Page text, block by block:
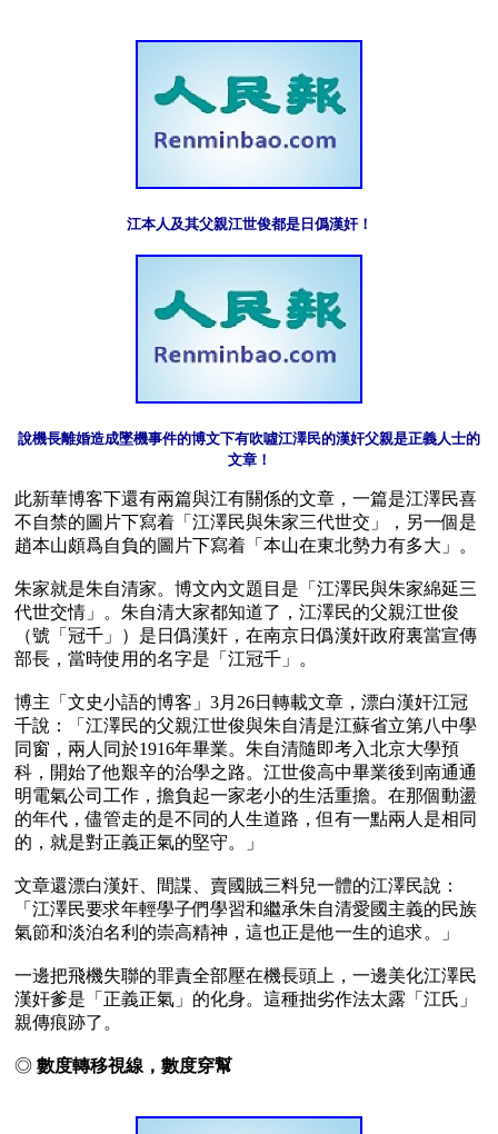
江本人及其父親江世俊都是日僞漢奸！
說機長離婚造成墜機事件的博文下有吹噓江澤民的漢奸父親是正義人士的
文章！
此新華博客下還有兩篇與江有關係的文章，一篇是江澤民喜
不自禁的圖片下寫着「江澤民與朱家三代世交」，另一個是
趙本山頗爲自負的圖片下寫着「本山在東北勢力有多大」。
朱家就是朱自清家。博文內文題目是「江澤民與朱家綿延三
代世交情」。朱自清大家都知道了，江澤民的父親江世俊
（號「冠千」）是日僞漢奸，在南京日僞漢奸政府裏當宣傳
部長，當時使用的名字是「江冠千」。
博主「文史小語的博客」3月26日轉載文章，漂白漢奸江冠
千說：「江澤民的父親江世俊與朱自清是江蘇省立第八中學
同窗，兩人同於1916年畢業。朱自清隨即考入北京大學預
科，開始了他艱辛的治學之路。江世俊高中畢業後到南通通
明電氣公司工作，擔負起一家老小的生活重擔。在那個動盪
的年代，儘管走的是不同的人生道路，但有一點兩人是相同
的，就是對正義正氣的堅守。」
文章還漂白漢奸、間諜、賣國賊三料兒一體的江澤民說：
「江澤民要求年輕學子們學習和繼承朱自清愛國主義的民族
氣節和淡泊名利的崇高精神，這也正是他一生的追求。」
一邊把飛機失聯的罪責全部壓在機長頭上，一邊美化江澤民
漢奸爹是「正義正氣」的化身。這種拙劣作法太露「江氏」
親傳痕跡了。
◎ 數度轉移視線，數度穿幫